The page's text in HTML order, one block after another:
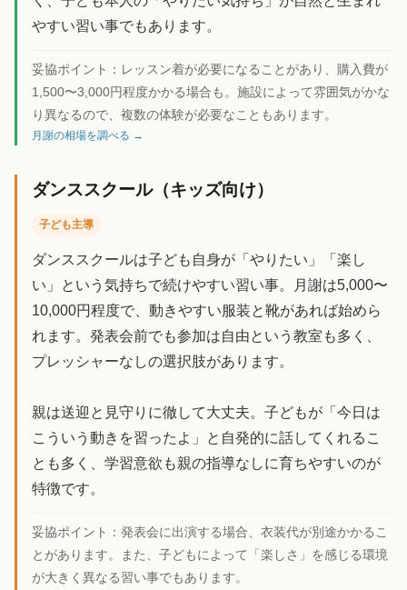
やすい習い事でもあります。
妥協ポイント： レッスン着が必要になることがあり、購入費が
1,500〜3,000円程度かかる場合も。施設によって雰囲気がかな
り異なるので、複数の体験が必要なこともあります。
月謝の相場を調べる →
ダンススクール（キッズ向け）
子ども主導
ダンススクールは子ども自身が「やりたい」「楽し
い」という気持ちで続けやすい習い事。月謝は5,000〜
10,000円程度で、動きやすい服装と靴があれば始めら
れます。発表会前でも参加は自由という教室も多く、
プレッシャーなしの選択肢があります。
親は送迎と見守りに徹して大丈夫。子どもが「今日は
こういう動きを習ったよ」と自発的に話してくれるこ
とも多く、学習意欲も親の指導なしに育ちやすいのが
特徴です。
妥協ポイント： 発表会に出演する場合、衣装代が別途かかるこ
とがあります。また、子どもによって「楽しさ」を感じる環境
が大きく異なる習い事でもあります。